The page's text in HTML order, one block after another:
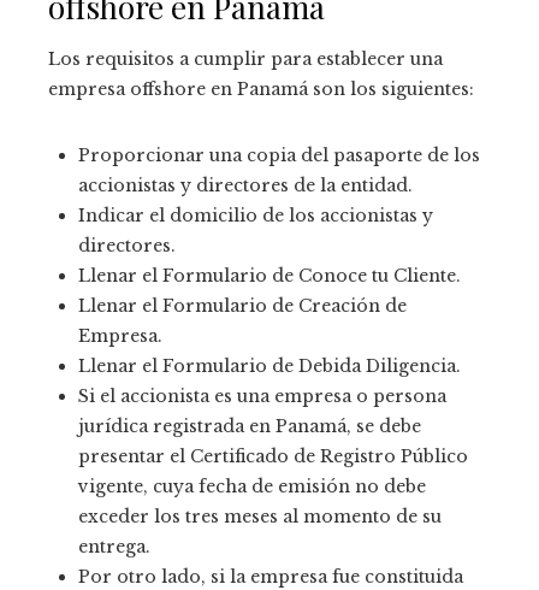
Los requisitos a cumplir para establecer una
empresa offshore en Panamá son los siguientes:
Proporcionar una copia del pasaporte de los
accionistas y directores de la entidad.
Indicar el domicilio de los accionistas y
directores.
Llenar el Formulario de Conoce tu Cliente.
Llenar el Formulario de Creación de
Empresa.
Llenar el Formulario de Debida Diligencia.
Si el accionista es una empresa o persona
jurídica registrada en Panamá, se debe
presentar el Certificado de Registro Público
vigente, cuya fecha de emisión no debe
exceder los tres meses al momento de su
entrega.
Por otro lado, si la empresa fue constituida